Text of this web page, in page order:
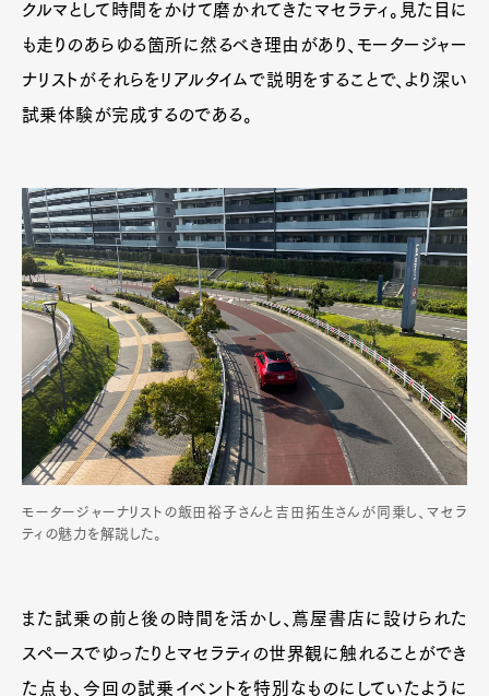
クルマとして時間をかけて磨かれてきたマセラティ。見た目に
も走りのあらゆる箇所に然るべき理由があり、モータージャー
ナリストがそれらをリアルタイムで説明をすることで、より深い
試乗体験が完成するのである。
モータージャーナリストの飯田裕子さんと吉田拓生さんが同乗し、マセラ
ティの魅力を解説した。
また試乗の前と後の時間を活かし、蔦屋書店に設けられた
スペースでゆったりとマセラティの世界観に触れることができ
た点も、今回の試乗イベントを特別なものにしていたように